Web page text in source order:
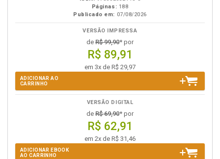
Páginas: 188
Publicado em: 07/08/2026
VERSÃO IMPRESSA
de R$ 99,90* por
R$ 89,91
em 3x de R$ 29,97
ADICIONAR AO
CARRINHO
VERSÃO DIGITAL
de R$ 69,90* por
R$ 62,91
em 2x de R$ 31,46
ADICIONAR EBOOK
AO CARRINHO